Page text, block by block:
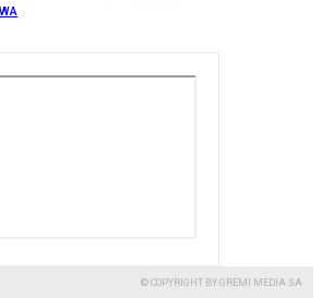
© COPYRIGHT BY GREMI MEDIA SA